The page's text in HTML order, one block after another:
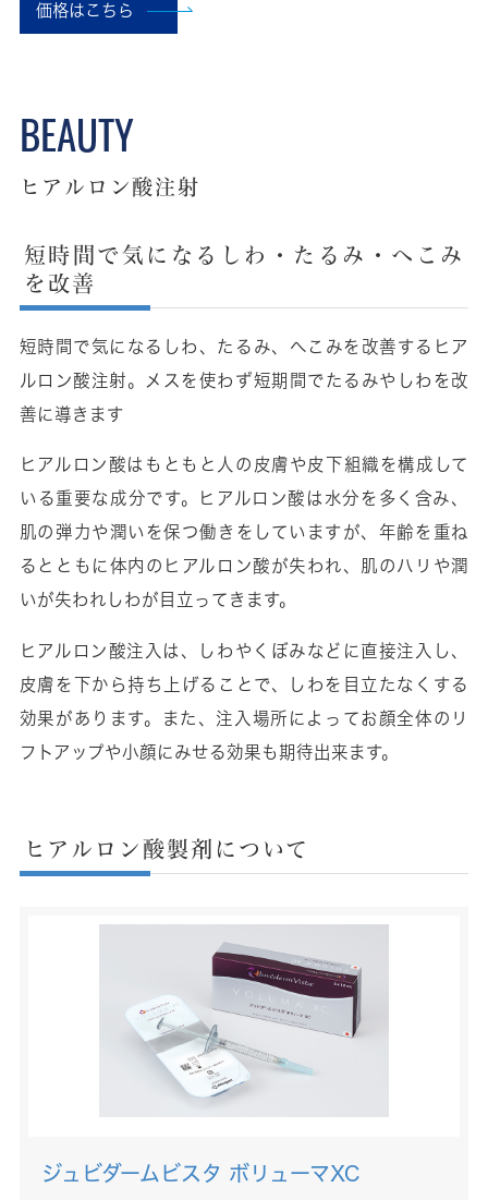
価格はこちら
ヒアルロン酸注射
短時間で気になるしわ・たるみ・へこみ
を改善
短時間で気になるしわ、たるみ、へこみを改善するヒア
ルロン酸注射。メスを使わず短期間でたるみやしわを改
善に導きます
ヒアルロン酸はもともと人の皮膚や皮下組織を構成して
いる重要な成分です。ヒアルロン酸は水分を多く含み、
肌の弾力や潤いを保つ働きをしていますが、年齢を重ね
るとともに体内のヒアルロン酸が失われ、肌のハリや潤
いが失われしわが目立ってきます。
ヒアルロン酸注入は、しわやくぼみなどに直接注入し、
皮膚を下から持ち上げることで、しわを目立たなくする
効果があります。また、注入場所によってお顔全体のリ
フトアップや小顔にみせる効果も期待出来ます。
ヒアルロン酸製剤について
ジュビダームビスタ ボリューマXC